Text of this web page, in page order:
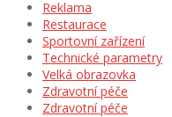
Reklama
Restaurace
Sportovní zařízení
Technické parametry
Velká obrazovka
Zdravotní péče
Zdravotní péče